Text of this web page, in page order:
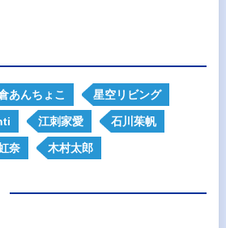
あんちょこ 星空リビング
江刺家愛 石川茱帆
奈 木村太郎